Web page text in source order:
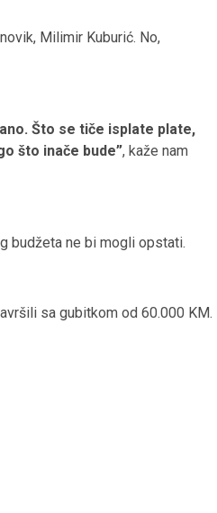
Milimir Kuburić. No,
Što se tiče isplate plate,
što inače bude”, kaže nam
budžeta ne bi mogli opstati.
sa gubitkom od 60.000 KM.